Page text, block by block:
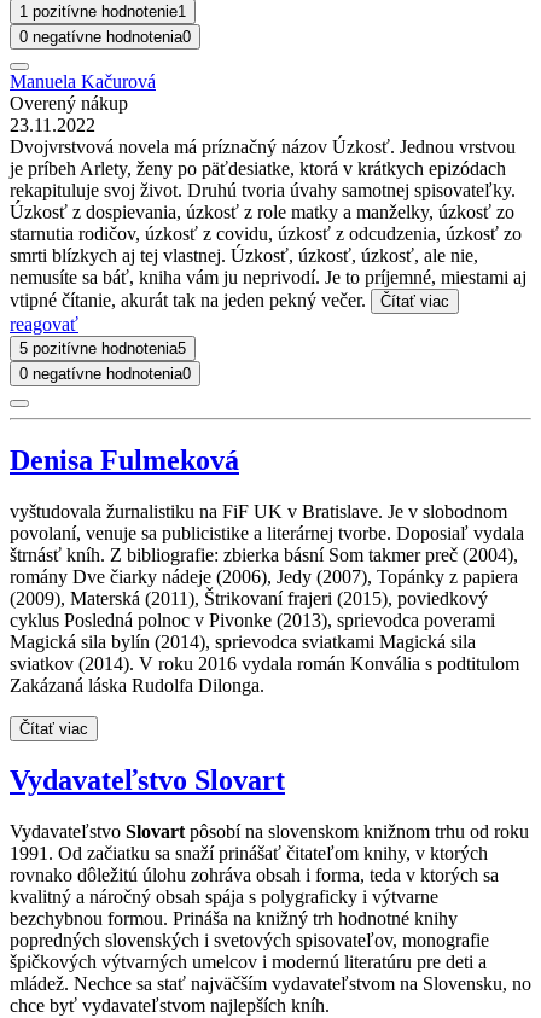
1 pozitívne hodnotenie1
0 negatívne hodnotenia0
Manuela Kačurová
Overený nákup
23.11.2022
Dvojvrstvová novela má príznačný názov Úzkosť. Jednou vrstvou
je príbeh Arlety, ženy po päťdesiatke, ktorá v krátkych epizódach
rekapituluje svoj život. Druhú tvoria úvahy samotnej spisovateľky.
Úzkosť z dospievania, úzkosť z role matky a manželky, úzkosť zo
starnutia rodičov, úzkosť z covidu, úzkosť z odcudzenia, úzkosť zo
smrti blízkych aj tej vlastnej. Úzkosť, úzkosť, úzkosť, ale nie,
nemusíte sa báť, kniha vám ju neprivodí. Je to príjemné, miestami aj
vtipné čítanie, akurát tak na jeden pekný večer.
Čítať viac
reagovať
5 pozitívne hodnotenia5
0 negatívne hodnotenia0
Denisa Fulmeková
vyštudovala žurnalistiku na FiF UK v Bratislave. Je v slobodnom
povolaní, venuje sa publicistike a literárnej tvorbe. Doposiaľ vydala
štrnásť kníh. Z bibliografie: zbierka básní Som takmer preč (2004),
romány Dve čiarky nádeje (2006), Jedy (2007), Topánky z papiera
(2009), Materská (2011), Štrikovaní frajeri (2015), poviedkový
cyklus Posledná polnoc v Pivonke (2013), sprievodca poverami
Magická sila bylín (2014), sprievodca sviatkami Magická sila
sviatkov (2014). V roku 2016 vydala román Konvália s podtitulom
Zakázaná láska Rudolfa Dilonga.
Čítať viac
Vydavateľstvo Slovart
Vydavateľstvo Slovart pôsobí na slovenskom knižnom trhu od roku
1991. Od začiatku sa snaží prinášať čitateľom knihy, v ktorých
rovnako dôležitú úlohu zohráva obsah i forma, teda v ktorých sa
kvalitný a náročný obsah spája s polygraficky i výtvarne
bezchybnou formou. Prináša na knižný trh hodnotné knihy
popredných slovenských i svetových spisovateľov, monografie
špičkových výtvarných umelcov i modernú literatúru pre deti a
mládež. Nechce sa stať najväčším vydavateľstvom na Slovensku, no
chce byť vydavateľstvom najlepších kníh.